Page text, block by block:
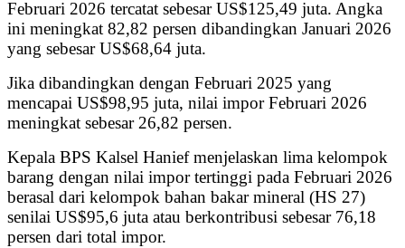
Februari 2026 tercatat sebesar US$125,49 juta. Angka
ini meningkat 82,82 persen dibandingkan Januari 2026
yang sebesar US$68,64 juta.
Jika dibandingkan dengan Februari 2025 yang
mencapai US$98,95 juta, nilai impor Februari 2026
meningkat sebesar 26,82 persen.
Kepala BPS Kalsel Hanief menjelaskan lima kelompok
barang dengan nilai impor tertinggi pada Februari 2026
berasal dari kelompok bahan bakar mineral (HS 27)
senilai US$95,6 juta atau berkontribusi sebesar 76,18
persen dari total impor.